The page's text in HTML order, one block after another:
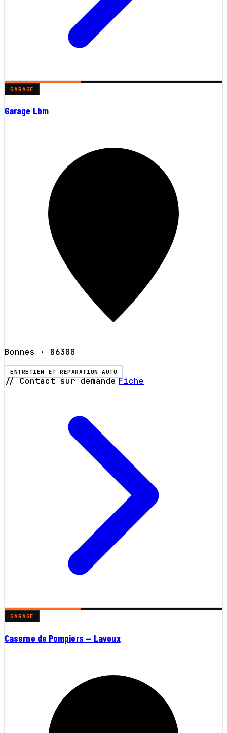
GARAGE
Garage Lbm
Bonnes · 86300
ENTRETIEN ET RÉPARATION AUTO
// Contact sur demande Fiche
GARAGE
Caserne de Pompiers — Lavoux